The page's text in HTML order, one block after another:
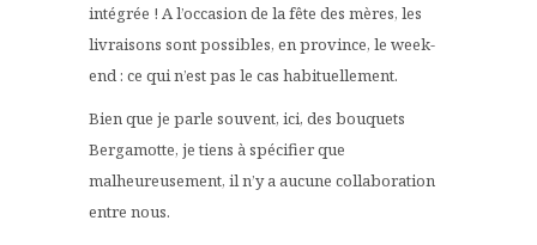
intégrée ! A l’occasion de la fête des mères, les
livraisons sont possibles, en province, le week-
end : ce qui n’est pas le cas habituellement.
Bien que je parle souvent, ici, des bouquets
Bergamotte, je tiens à spécifier que
malheureusement, il n’y a aucune collaboration
entre nous.